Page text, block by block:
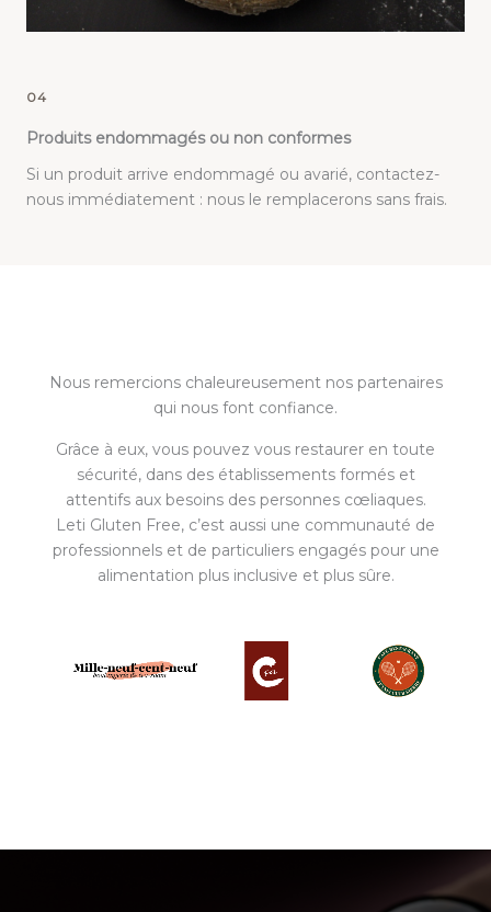
04
Produits endommagés ou non conformes
Si un produit arrive endommagé ou avarié, contactez-
nous immédiatement : nous le remplacerons sans frais.
Nous remercions chaleureusement nos partenaires
qui nous font confiance.
Grâce à eux, vous pouvez vous restaurer en toute
sécurité, dans des établissements formés et
attentifs aux besoins des personnes cœliaques.
Leti Gluten Free, c’est aussi une communauté de
professionnels et de particuliers engagés pour une
alimentation plus inclusive et plus sûre.